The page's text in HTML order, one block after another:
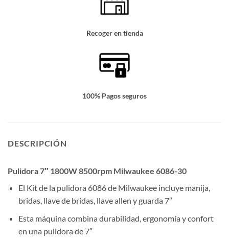
Recoger en tienda
100% Pagos seguros
DESCRIPCIÓN
Pulidora 7″ 1800W 8500rpm Milwaukee 6086-30
El Kit de la pulidora 6086 de Milwaukee incluye manija,
bridas, llave de bridas, llave allen y guarda 7″
Esta máquina combina durabilidad, ergonomía y confort
en una pulidora de 7″